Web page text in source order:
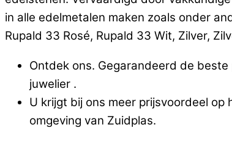
in alle edelmetalen maken zoals onder
Rupald 33 Rosé, Rupald 33 Wit, Zilver,
Ontdek ons. Gegarandeerd de
juwelier .
U krijgt bij ons meer prijsvoordeel
omgeving van Zuidplas.